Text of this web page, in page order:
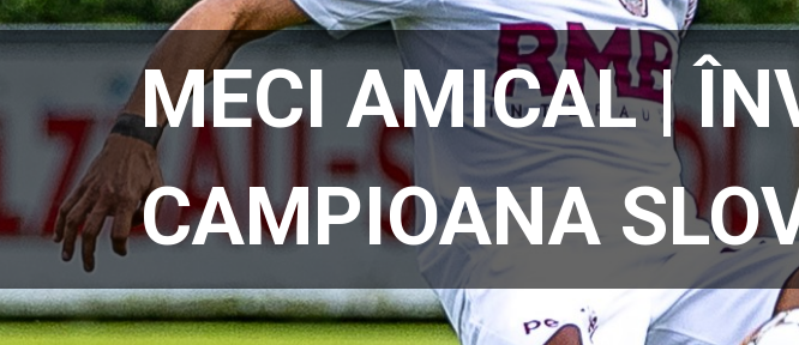
MECI AMICAL |
CAMPIOANA